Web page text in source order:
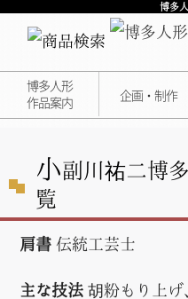
博多
博多人形
作品案内
企画・制作
小副川祐二博
覧
肩書 伝統工芸士
主な技法 胡粉もり上げ